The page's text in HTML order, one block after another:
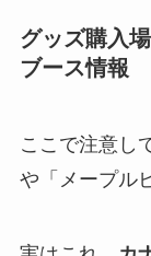
グッズ購入
ブース情報
ここで注意し
や「メープル